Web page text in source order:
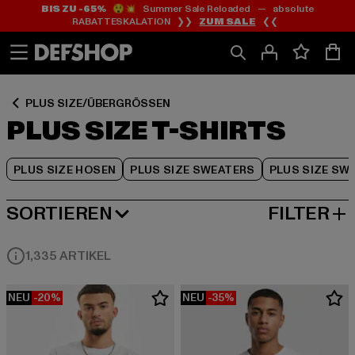
Zum
Inhalt
springen
Zum
Fußzeile
springen
BIS ZU -65%😲💥 Summer Sale Reloaded — absolute
RABATTESKALATION ❯❯ ZUM SALE ❮❮
PLUS SIZE/ÜBERGRÖSSEN
PLUS SIZE T-SHIRTS
PLUS SIZE HOSEN PLUS SIZE SWEATERS PLUS SIZE
Zum
Produktraster
springen
SORTIEREN
BELIEBTESTE FILTER
1,335 ARTIKEL
NEU -20% NEU -35%